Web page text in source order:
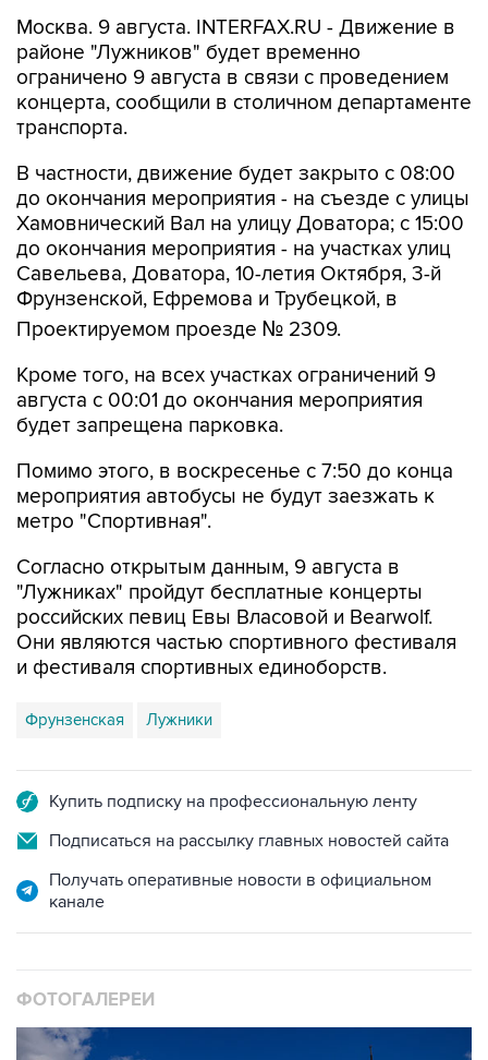
ограничено 9 августа в связи с проведением
концерта, сообщили в столичном департаменте
транспорта.
В частности, движение будет закрыто с 08:00
Хамовнический Вал на улицу Доватора; с 15:00
до окончания мероприятия - на участках улиц
Савельева, Доватора, 10-летия Октября, 3-й
Фрунзенской, Ефремова и Трубецкой, в
Проектируемом проезде № 2309.
Кроме того, на всех участках ограничений 9
будет запрещена парковка.
Помимо этого, в воскресенье с 7:50 до конца
метро "Спортивная".
Согласно открытым данным, 9 августа в
российских певиц Евы Власовой и Bearwolf.
Они являются частью спортивного фестиваля
и фестиваля спортивных единоборств.
Фрунзенская Лужники
Подписаться на рассылку главных новостей сайта
Получать оперативные новости в официальном